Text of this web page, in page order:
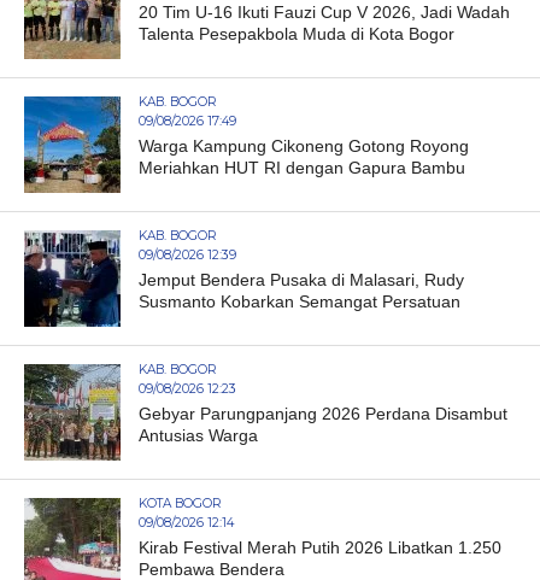
20 Tim U-16 Ikuti Fauzi Cup V 2026, Jadi Wadah
Talenta Pesepakbola Muda di Kota Bogor
KAB. BOGOR
09/08/2026 17:49
Warga Kampung Cikoneng Gotong Royong
Meriahkan HUT RI dengan Gapura Bambu
KAB. BOGOR
09/08/2026 12:39
Jemput Bendera Pusaka di Malasari, Rudy
Susmanto Kobarkan Semangat Persatuan
KAB. BOGOR
09/08/2026 12:23
Gebyar Parungpanjang 2026 Perdana Disambut
Antusias Warga
KOTA BOGOR
09/08/2026 12:14
Kirab Festival Merah Putih 2026 Libatkan 1.250
Pembawa Bendera